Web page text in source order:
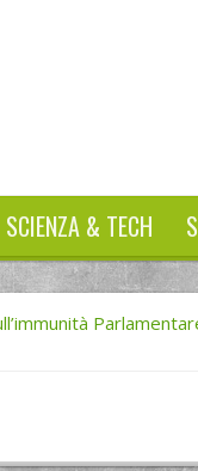
SCIENZA & TECH